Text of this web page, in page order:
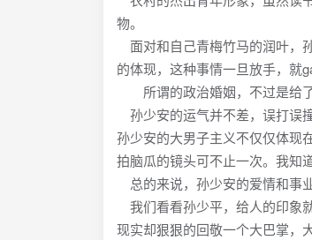
物。
面对和自己青梅竹马的润叶，
的体现，这种事情一旦放手，就
所谓的政治婚姻，不过是给了
孙少安的运气并不差，误打误
孙少安的大男子主义不仅仅体现
拍脑瓜的镜头可不止一次。我知
总的来说，孙少安的爱情和事
我们看看孙少平，给人的印象
现实却狠狠的回敬一个大巴掌，